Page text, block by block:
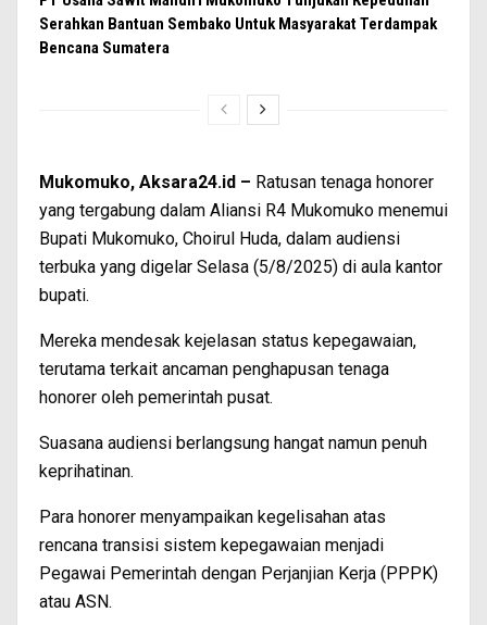
Serahkan Bantuan Sembako Untuk Masyarakat Terdampak
Bencana Sumatera
Mukomuko, Aksara24.id – Ratusan tenaga honorer
yang tergabung dalam Aliansi R4 Mukomuko menemui
Bupati Mukomuko, Choirul Huda, dalam audiensi
terbuka yang digelar Selasa (5/8/2025) di aula kantor
bupati.
Mereka mendesak kejelasan status kepegawaian,
terutama terkait ancaman penghapusan tenaga
honorer oleh pemerintah pusat.
Suasana audiensi berlangsung hangat namun penuh
keprihatinan.
Para honorer menyampaikan kegelisahan atas
rencana transisi sistem kepegawaian menjadi
Pegawai Pemerintah dengan Perjanjian Kerja (PPPK)
atau ASN.